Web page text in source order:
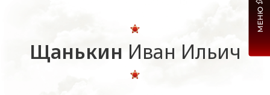
Щанькин Иван Ильич
МЕНЮ